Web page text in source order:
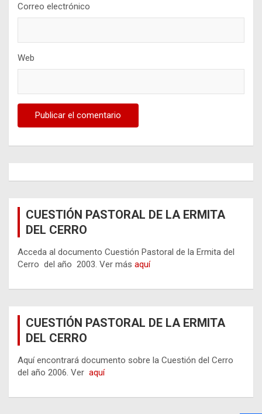
Correo electrónico
Web
CUESTIÓN PASTORAL DE LA ERMITA
DEL CERRO
Acceda al documento Cuestión Pastoral de la Ermita del
Cerro del año 2003. Ver más aquí
CUESTIÓN PASTORAL DE LA ERMITA
DEL CERRO
Aquí encontrará documento sobre la Cuestión del Cerro
del año 2006. Ver aquí